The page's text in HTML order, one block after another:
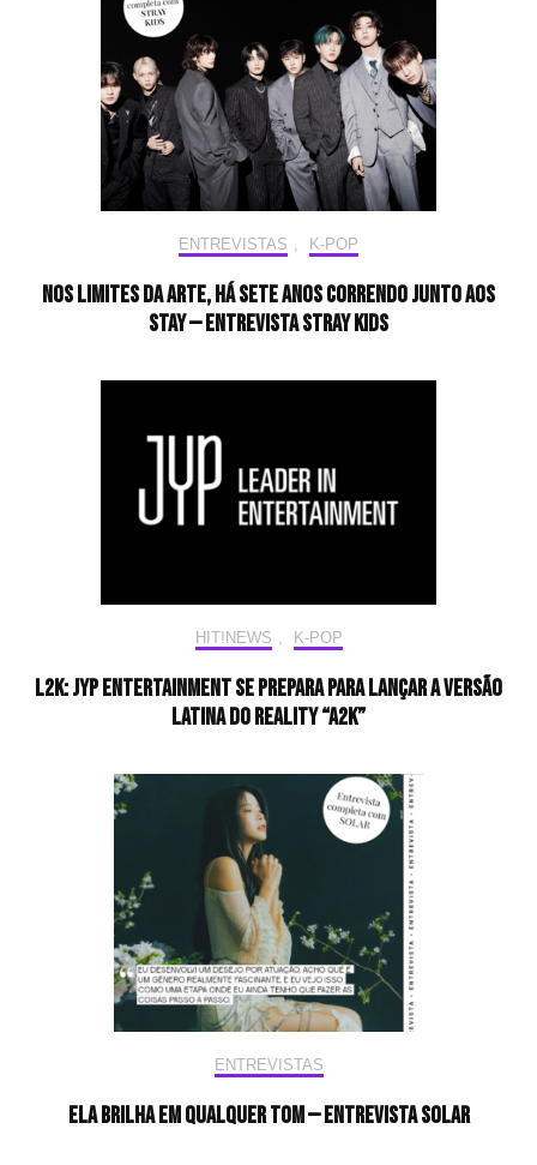
ENTREVISTAS , K-POP
Nos limites da arte, há sete anos correndo junto aos
STAY — Entrevista Stray Kids
HIT!NEWS , K-POP
L2K: JYP Entertainment se prepara para lançar a versão
latina do reality “A2K”
ENTREVISTAS
Ela brilha em qualquer tom — Entrevista Solar